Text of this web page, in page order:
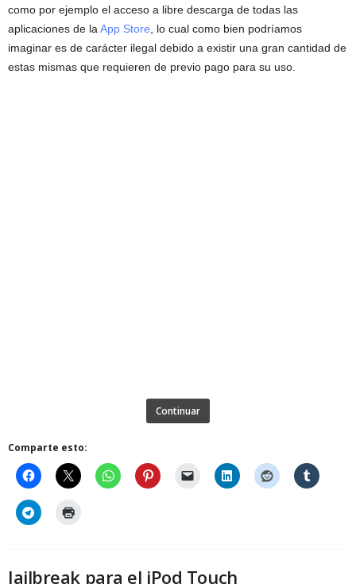
como por ejemplo el acceso a libre descarga de todas las
aplicaciones de la App Store , lo cual como bien podríamos
imaginar es de carácter ilegal debido a existir una gran cantidad de
estas mismas que requieren de previo pago para su uso.
Continuar
Comparte esto:
Jailbreak para el iPod Touch